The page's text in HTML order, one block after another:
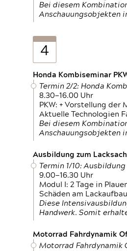
Bei diesem
Anschauungsobjekten
4
Honda Kombiseminar
Termin 2/2: Honda
8.30—16.00 Uhr
PKW: + Vorstellung
Aktuelle Technologien
Bei diesem
Anschauungsobjekten
Ausbildung zum
Termin 1/10:
9.00—16.30 Uhr
Modul I: 2 Tage in
Schäden am
Diese
Handwerk. Somit
Motorrad Fahrdynamik
Motorrad Fahrdynamik